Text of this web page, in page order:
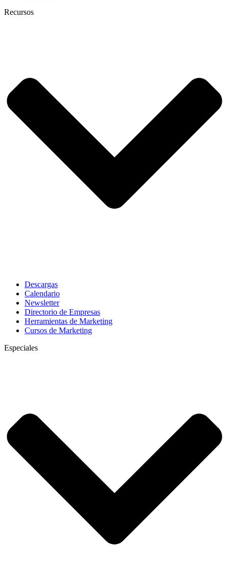
Recursos
Descargas
Calendario
Newsletter
Directorio de Empresas
Herramientas de Marketing
Cursos de Marketing
Especiales